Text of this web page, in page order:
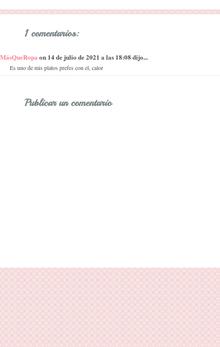
1 comentarios:
MásQueRopa on 14 de julio de 2021 a las 18:08 dijo...
Es uno de mis platos prefes con el, calor
Publicar un comentario